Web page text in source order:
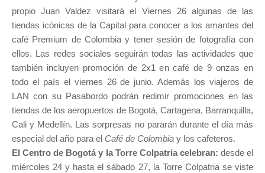
propio Juan Valdez visitará el Viernes 26 algunas de las
tiendas icónicas de la Capital para conocer a los amantes del
café Premium de Colombia y tener sesión de fotografía con
ellos. Las redes sociales seguirán todas las actividades que
también incluyen promoción de 2x1 en café de 9 onzas en
todo el país el viernes 26 de junio. Además los viajeros de
LAN con su Pasabordo podrán redimir promociones en las
tiendas de los aeropuertos de Bogotá, Cartagena, Barranquilla,
Cali y Medellín. Las sorpresas no pararán durante el día más
especial del año para el Café de Colombia y los cafeteros.
El Centro de Bogotá y la Torre Colpatria celebran: desde el
miércoles 24 y hasta el sábado 27, la Torre Colpatria se viste